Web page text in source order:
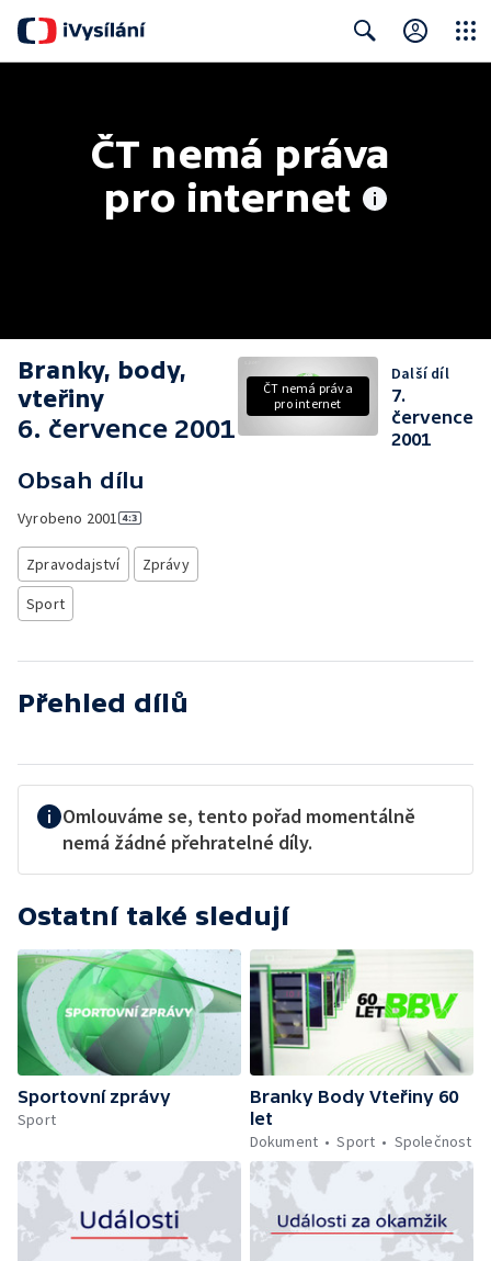
ČT nemá práva
pro internet
Branky, body,
vteřiny
6. července 2001
Obsah dílu
Vyrobeno 2001
Zpravodajství
Zprávy
Sport
ČT nemá práva
pro internet
Další díl
7.
července
2001
Přehled dílů
Omlouváme se, tento pořad momentálně
nemá žádné přehratelné díly.
Ostatní také sledují
Sportovní zprávy
Sport
Branky Body Vteřiny 60
let
Dokument
Sport Společnost